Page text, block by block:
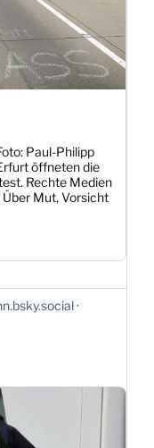
Paul-Philipp
öffneten die
Rechte Medien
Mut, Vorsicht